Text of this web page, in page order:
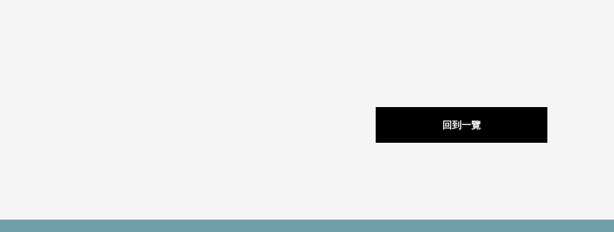
回到一覽